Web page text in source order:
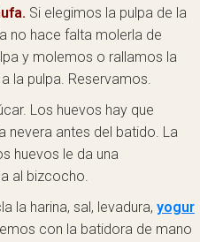
Si elegimos la pulpa de la
no hace falta molerla de
y molemos o rallamos la
la pulpa. Reservamos.
Los huevos hay que
nevera antes del batido. La
huevos le da una
al bizcocho.
la harina, sal, levadura, yogur
con la batidora de mano